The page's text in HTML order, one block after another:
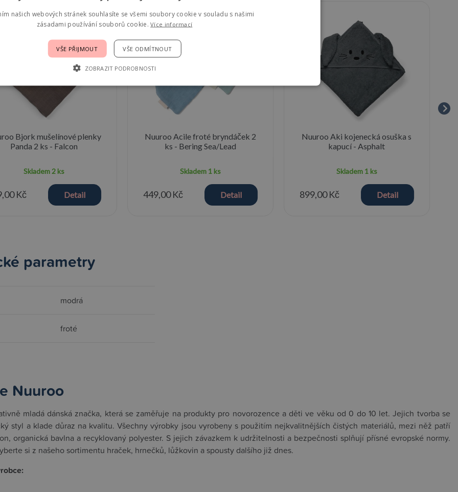
Bjork mušelínové plenky
Panda 2 ks - Falcon
Skladem 2 ks
Kč Detail
Nuuroo Acile froté bryndáček 2
ks - Bering Sea/Lead
Skladem 1 ks
449,00 Kč Detail
Nuuroo Aki kojenecká osuška s
kapucí - Asphalt
Skladem 1 ks
899,00 Kč Detail
parametry
modrá
froté
Nuuroo
mladá dánská značka, která se zaměřuje na produkty pro novorozence a děti ve věku od 0 do 10 let. Jejich tvorba se
styl a klade důraz na kvalitu. Všechny výrobky jsou vyrobeny s použitím nejkvalitnějších čistých materiálů, mezi něž patří
organická bavlna a recyklovaný polyester. S jejich závazkem k udržitelnosti a bezpečnosti splňují přísné evropské normy.
si z našeho sortimentu hraček, hrnečků, lůžkovin a spousty dalšího již dnes.
našich webových stránek souhlasíte se všemi soubory cookie v souladu s našimi
zásadami používání souborů cookie.Více informací
VŠE PŘIJMOUT VŠE ODMÍTNOUT
ZOBRAZIT PODROBNOSTI